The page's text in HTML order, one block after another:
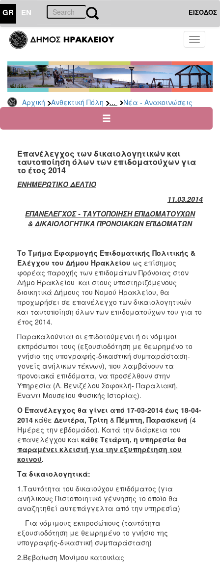
GR EN ΕΙΣΟΔΟΣ
Toggle
Αρχική Ανθεκτική Πόλη ... Νέα - Ανακοινώσεις
ΑΝΘΕΚΤΙΚΗ
ΠΟΛΗ
Κοινωνική
Πολιτική
Νέα
Ανακοινώσεις
για
Οικονομική
Αδυναμία
&
Κέντρα
Κοινοτικής
Κέντρα
Δημιουργικής
Απασχόλησης
Παιδιών
(Κ.Δ.Α.Π.)
Κέντρα
Ημερήσιας
Φροντίδας
Ηλικιωμένων
(Κ.Η.Φ.Η.)
Κ.Δ.Α.Π.Α.μεΑ.
Αδειοδότηση
&
Βρεφονηπιακών
Σταθμών
Δημοτικό
Ιατρείο
Ξενώνας
Φιλοξενίας
Κέντρο
Κοινότητας
Κοινωνικό
Φαρμακείο
Κοινωνικό
Παντοπωλείο
Επανέλεγχος των δικαιολογητικών και
ταυτοποίηση όλων των επιδοματούχων για
το έτος 2014
ΕΝΗΜΕΡΩΤΙΚΟ ΔΕΛΤΙΟ
11.03.2014
ΕΠΑΝΕΛΕΓΧΟΣ - ΤΑΥΤΟΠΟΙΗΣΗ ΕΠΙΔΟΜΑΤΟΥΧΩΝ
& ΔΙΚΑΙΟΛΟΓΗΤΙΚΑ ΠΡΟΝΟΙΑΚΩΝ ΕΠΙΔΟΜΑΤΩΝ
Το Τμήμα Εφαρμογής Επιδοματικής Πολιτικής &
Ελέγχου του Δήμου Ηρακλείου ως επίσημος
φορέας παροχής των επιδομάτων Πρόνοιας στον
Δήμο Ηρακλείου και στους υποστηριζόμενους
διοικητικά Δήμους του Νομού Ηρακλείου, θα
προχωρήσει σε επανέλεγχο των δικαιολογητικών
και ταυτοποίηση όλων των επιδοματούχων του για το
έτος 2014.
Παρακαλούνται οι επιδοτούμενοι ή οι νόμιμοι
εκπρόσωποι τους (εξουσιοδότηση με θεωρημένο το
γνήσιο της υπογραφής-δικαστική συμπαράσταση-
γονείς ανήλικων τέκνων), που λαμβάνουν τα
προνοιακά επιδόματα, να προσέλθουν στην
Υπηρεσία (Λ. Βενιζέλου Σοφοκλή- Παραλιακή,
Έναντι Μουσείου Φυσικής Ιστορίας).
Ο Επανέλεγχος θα γίνει από 17-03-2014 έως 18-04-
2014 κάθε Δευτέρα, Τρίτη & Πέμπτη, Παρασκευή (4
Ημέρες την εβδομάδα). Κατά την διάρκεια του
επανελέγχου και κάθε Τετάρτη, η υπηρεσία θα
παραμένει κλειστή για την εξυπηρέτηση του
κοινού.
Τα δικαιολογητικά:
1.Ταυτότητα του δικαιούχου επιδόματος (για
ανήλικους Πιστοποιητικό γέννησης το οποίο θα
αναζητηθεί αυτεπάγγελτα από την υπηρεσία)
Για νόμιμους εκπροσώπους (ταυτότητα-
εξουσιοδότηση με θεωρημένο το γνήσιο της
υπογραφής-δικαστική συμπαράσταση)
2.Βεβαίωση Μονίμου κατοικίας